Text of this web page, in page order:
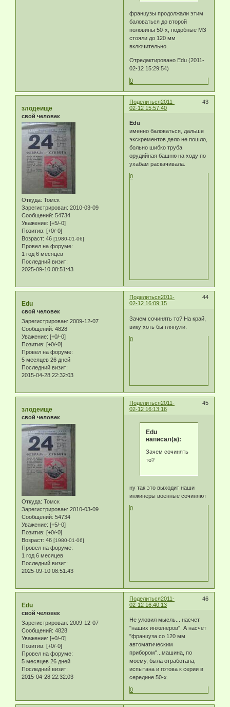
французы продолжали этим
баловаться до второй
половины 50-х, подобные МЗ
стояли до 120 мм
включительно.
Отредактировано Edu (2011-
02-12 15:29:54)
0
Поделиться 43
2011-
02-12 15:57:40
злодеище
свой человек
Откуда: Томск
Зарегистрирован: 2010-03-09
Сообщений: 54734
Уважение: [+5/-0]
Позитив: [+0/-0]
Возраст: 46 [1980-01-06]
Провел на форуме:
1 год 6 месяцев
Последний визит:
2025-09-10 08:51:43
Edu
именно баловаться, дальше
экскрементов дело не пошло,
больно шибко труба
орудийная башню на ходу по
ухабам раскачивала.
0
Поделиться 44
2011-
02-12 16:09:15
Edu
свой человек
Зарегистрирован: 2009-12-07
Сообщений: 4828
Уважение: [+0/-0]
Позитив: [+0/-0]
Провел на форуме:
5 месяцев 26 дней
Последний визит:
2015-04-28 22:32:03
Зачем сочинять то? На край,
вику хоть бы глянули.
0
Поделиться 45
2011-
02-12 16:13:16
злодеище
свой человек
Откуда: Томск
Зарегистрирован: 2010-03-09
Сообщений: 54734
Уважение: [+5/-0]
Позитив: [+0/-0]
Возраст: 46 [1980-01-06]
Провел на форуме:
1 год 6 месяцев
Последний визит:
2025-09-10 08:51:43
Edu
написал(а):
Зачем сочинять
то?
ну так это выходит наши
инжинеры военные сочиняют
0
Поделиться 46
2011-
02-12 16:40:13
Edu
свой человек
Зарегистрирован: 2009-12-07
Сообщений: 4828
Уважение: [+0/-0]
Позитив: [+0/-0]
Провел на форуме:
5 месяцев 26 дней
Последний визит:
2015-04-28 22:32:03
Не уловил мысль... насчет
"наших инженеров". А насчет
"француза со 120 мм
автоматическим
прибором"...машина, по
моему, была отработана,
испытана и готова к серии в
середине 50-х.
0